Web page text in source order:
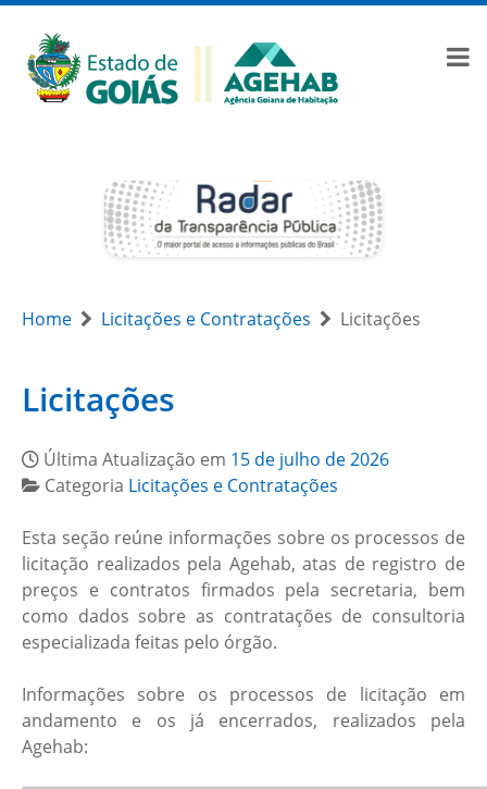
Home Licitações e Contratações Licitações
Licitações
Última Atualização em 15 de julho de 2026
Categoria Licitações e Contratações
Esta seção reúne informações sobre os processos de
licitação realizados pela Agehab, atas de registro de
preços e contratos firmados pela secretaria, bem
como dados sobre as contratações de consultoria
especializada feitas pelo órgão.
Informações sobre os processos de licitação em
andamento e os já encerrados, realizados pela
Agehab: